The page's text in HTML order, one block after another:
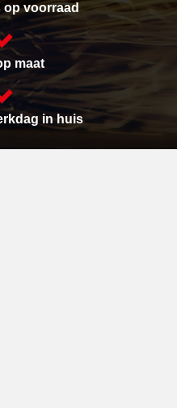
op voorraad
maat
in huis